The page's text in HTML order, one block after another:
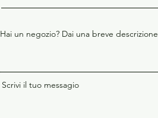
Hai un negozio? Dai una breve descrizione
Scrivi il tuo messagio